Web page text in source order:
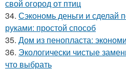
свой огород от птиц
34. Сэкономь деньги и сделай
руками: простой способ
35. Дом из пенопласта:
36. Экологически чистые
что выбрать